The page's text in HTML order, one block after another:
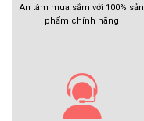
An tâm mua sắm với 100% sản
phẩm chính hãng